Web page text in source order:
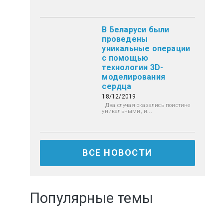
В Беларуси были
проведены
уникальные операции
с помощью
технологии 3D-
моделирования
сердца
18/12/2019
Два случая оказались поистине
уникальными, и...
ВСЕ НОВОСТИ
Популярные темы